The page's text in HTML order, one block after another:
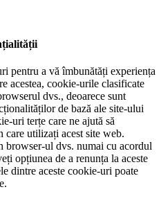
pentru a vă îmbunătăți experiența
acestea, cookie-urile clasificate
dvs., deoarece sunt
de bază ale site-ului
uri terțe care ne ajută să
care utilizați acest site web.
browser-ul dvs. numai cu acordul
opțiunea de a renunța la aceste
dintre aceste cookie-uri poate